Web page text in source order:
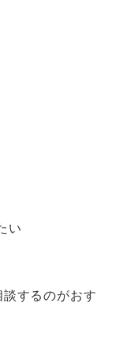
い
するのがおす